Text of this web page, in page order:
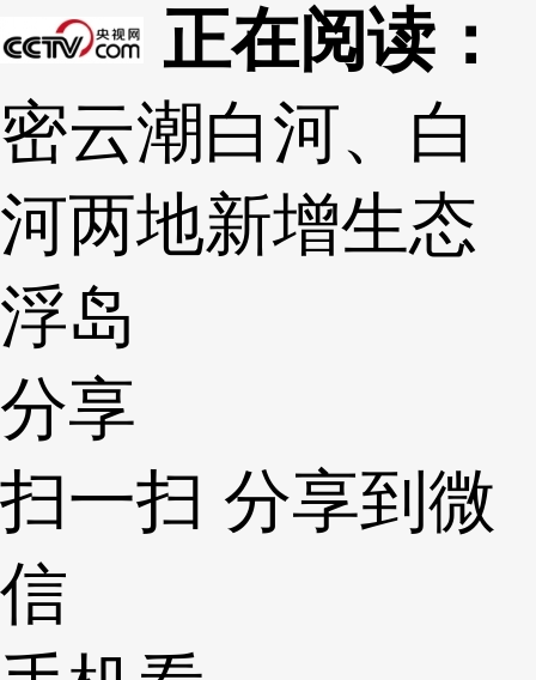
正在阅读：
密云潮白河、白
河两地新增生态
浮岛
分享
扫一扫 分享到微
信